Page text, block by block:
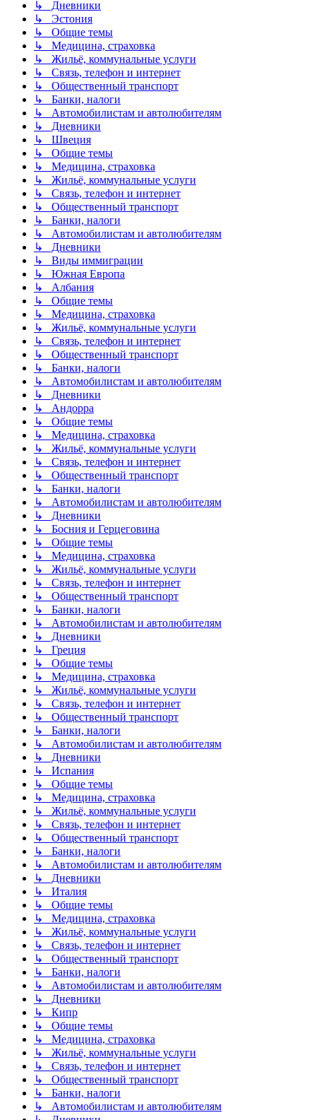
↳ Дневники
↳ Эстония
↳ Общие темы
↳ Медицина, страховка
↳ Жильё, коммунальные услуги
↳ Связь, телефон и интернет
↳ Общественный транспорт
↳ Банки, налоги
↳ Автомобилистам и автолюбителям
↳ Дневники
↳ Швеция
↳ Общие темы
↳ Медицина, страховка
↳ Жильё, коммунальные услуги
↳ Связь, телефон и интернет
↳ Общественный транспорт
↳ Банки, налоги
↳ Автомобилистам и автолюбителям
↳ Дневники
↳ Виды иммиграции
↳ Южная Европа
↳ Албания
↳ Общие темы
↳ Медицина, страховка
↳ Жильё, коммунальные услуги
↳ Связь, телефон и интернет
↳ Общественный транспорт
↳ Банки, налоги
↳ Автомобилистам и автолюбителям
↳ Дневники
↳ Андорра
↳ Общие темы
↳ Медицина, страховка
↳ Жильё, коммунальные услуги
↳ Связь, телефон и интернет
↳ Общественный транспорт
↳ Банки, налоги
↳ Автомобилистам и автолюбителям
↳ Дневники
↳ Босния и Герцеговина
↳ Общие темы
↳ Медицина, страховка
↳ Жильё, коммунальные услуги
↳ Связь, телефон и интернет
↳ Общественный транспорт
↳ Банки, налоги
↳ Автомобилистам и автолюбителям
↳ Дневники
↳ Греция
↳ Общие темы
↳ Медицина, страховка
↳ Жильё, коммунальные услуги
↳ Связь, телефон и интернет
↳ Общественный транспорт
↳ Банки, налоги
↳ Автомобилистам и автолюбителям
↳ Дневники
↳ Испания
↳ Общие темы
↳ Медицина, страховка
↳ Жильё, коммунальные услуги
↳ Связь, телефон и интернет
↳ Общественный транспорт
↳ Банки, налоги
↳ Автомобилистам и автолюбителям
↳ Дневники
↳ Италия
↳ Общие темы
↳ Медицина, страховка
↳ Жильё, коммунальные услуги
↳ Связь, телефон и интернет
↳ Общественный транспорт
↳ Банки, налоги
↳ Автомобилистам и автолюбителям
↳ Дневники
↳ Кипр
↳ Общие темы
↳ Медицина, страховка
↳ Жильё, коммунальные услуги
↳ Связь, телефон и интернет
↳ Общественный транспорт
↳ Банки, налоги
↳ Автомобилистам и автолюбителям